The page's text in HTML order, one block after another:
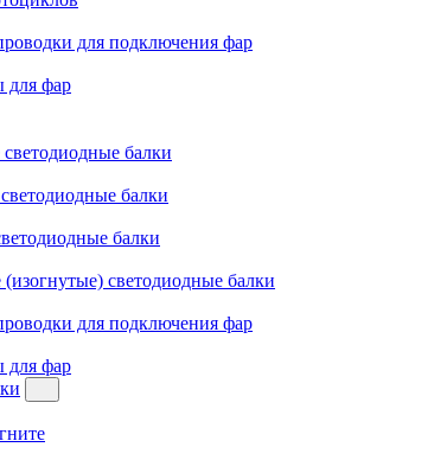
для подключения фар
фар
балки
балки
балки
светодиодные балки
для подключения фар
фар